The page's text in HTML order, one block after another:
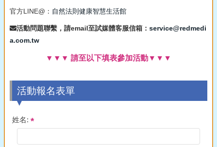
官方LINE@： 自然法則健康智慧生活館
活動問題聯繫，請email至試媒體客服信箱： service@redmedi
a.com.tw
▼▼▼ 請至以下填表參加活動▼▼▼
活動報名表單
姓名: